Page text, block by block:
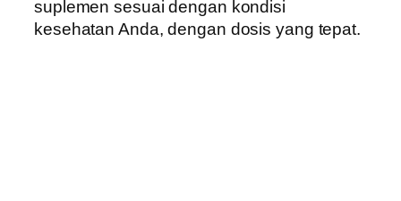
suplemen sesuai dengan kondisi
kesehatan Anda, dengan dosis yang tepat.